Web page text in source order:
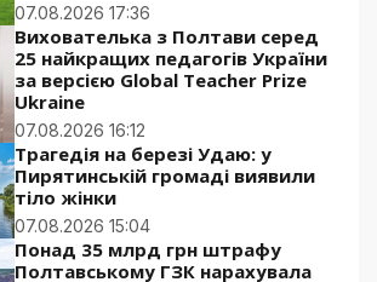
07.08.2026 17:36
Вихователька з Полтави серед
25 найкращих педагогів України
за версією Global Teacher Prize
Ukraine
07.08.2026 16:12
Трагедія на березі Удаю: у
Пирятинській громаді виявили
тіло жінки
07.08.2026 15:04
Понад 35 млрд грн штрафу
Полтавському ГЗК нарахувала